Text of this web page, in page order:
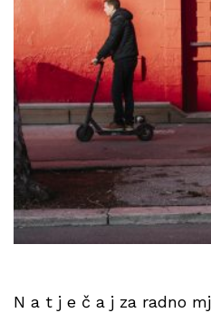
N a t j e č a j za radno